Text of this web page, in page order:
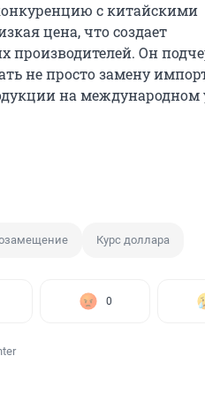
с китайскими
цена, что создает
производителей. Он
не просто замену
на международном
Курс доллара
0